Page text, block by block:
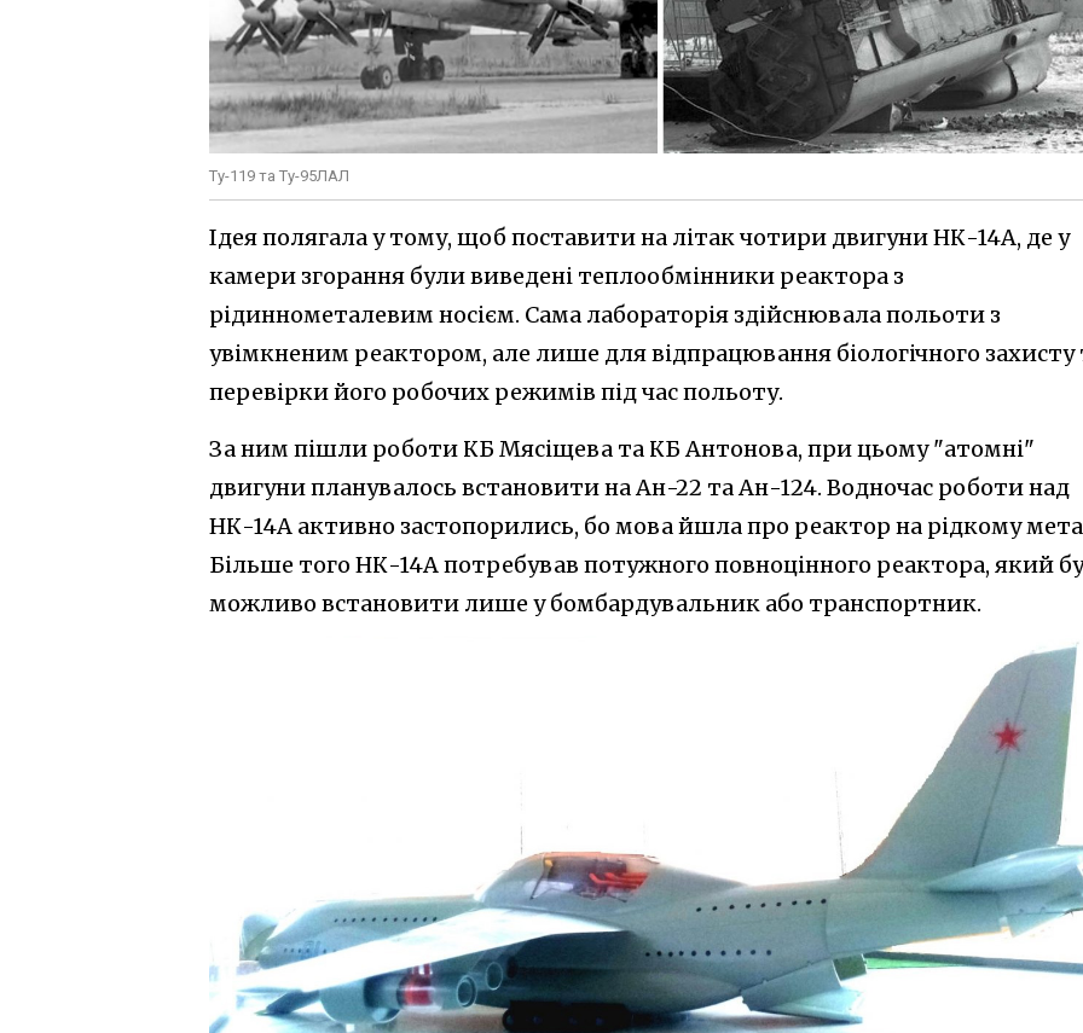
Ту-119 та Ту-95ЛАЛ
Ідея полягала у тому, щоб поставити на літак чотири двигуни НК-14А, де у
камери згорання були виведені теплообмінники реактора з
рідиннометалевим носієм. Сама лабораторія здійснювала польоти з
увімкненим реактором, але лише для відпрацювання біологічного захисту
перевірки його робочих режимів під час польоту.
За ним пішли роботи КБ Мясіщева та КБ Антонова, при цьому "атомні"
двигуни планувалось встановити на Ан-22 та Ан-124. Водночас роботи над
НК-14А активно застопорились, бо мова йшла про реактор на рідкому
Більше того НК-14А потребував потужного повноцінного реактора, який
можливо встановити лише у бомбардувальник або транспортник.